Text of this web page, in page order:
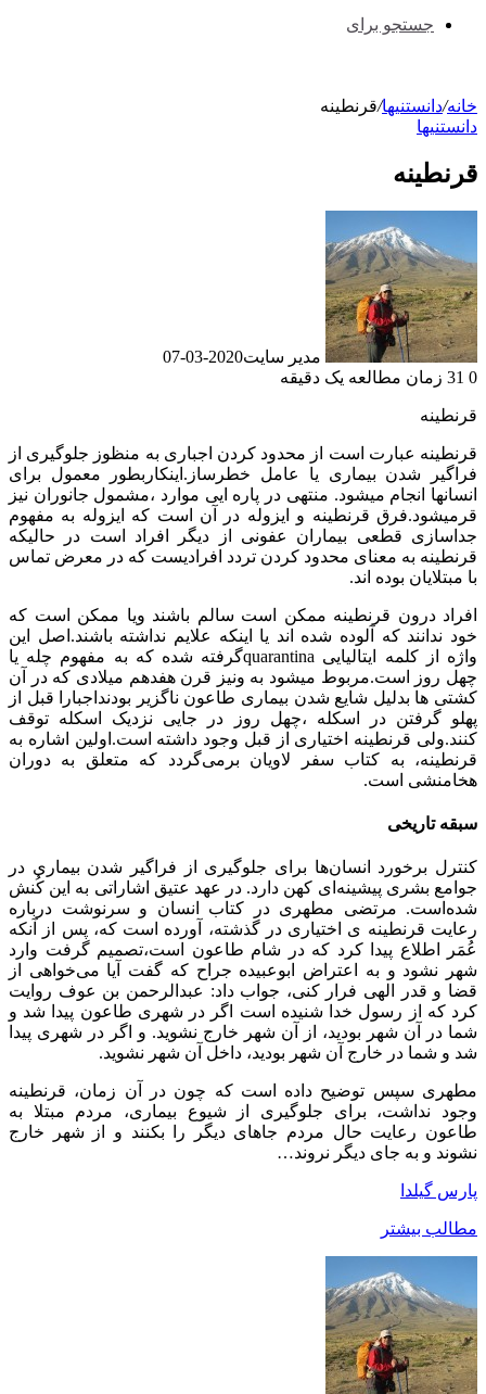
جستجو برای
خانه/دانستنیها/قرنطینه
دانستنیها
قرنطینه
مدیر سایت2020-03-07
0
زمان مطالعه یک دقیقه
قرنطینه
قرنطینه عبارت است از محدود کردن اجباری به منظوز جلوگیری از
فراگیر شدن بیماری یا عامل خطرساز.اینکاربطور معمول برای
انسانها انجام میشود. منتهی در پاره ایی موارد ،مشمول جانوران نیز
قرمیشود.فرق قرنطینه و ایزوله در آن است که ایزوله به مفهوم
جداسازی قطعی بیماران عفونی از دیگر افراد است در حالیکه
قرنطینه به معنای محدود کردن تردد افرادیست که در معرض تماس
با مبتلایان بوده اند.
افراد درون قرنطینه ممکن است سالم باشند ویا ممکن است که
خود ندانند که آلوده شده اند یا اینکه علایم نداشته باشند.اصل این
واژه از کلمه ایتالیایی quarantinaگرفته شده که به مفهوم چله یا
چهل روز است.مربوط میشود به ونیز قرن هفدهم میلادی که در آن
کشتی ها بدلیل شایع شدن بیماری طاعون ناگزیر بودنداجبارا قبل از
پهلو گرفتن در اسکله ،چهل روز در جایی نزدیک اسکله توقف
کنند.ولی قرنطینه اختیاری از قبل وجود داشته است.اولین اشاره به
قرنطینه، به کتاب سفر لاویان برمی‌گردد که متعلق به دوران
هخامنشی است.
سبقه تاریخی
کنترل برخورد انسان‌ها برای جلوگیری از فراگیر شدن بیماری در
جوامع بشری پیشینه‌ای کهن دارد. در عهد عتیق اشاراتی به این کُنش
شده‌است. مرتضی مطهری در کتاب انسان و سرنوشت درباره
رعایت قرنطینه ی اختیاری در گذشته، آورده است که، پس از آنکه
عُمَر اطلاع پیدا کرد که در شام طاعون است،تصمیم گرفت وارد
شهر نشود و به اعتراض‌ ابوعبیده جراح که گفت آیا می‌خواهی از
قضا و قدر الهی فرار کنی، جواب‌ داد: عبدالرحمن بن عوف روایت
کرد که از رسول خدا شنیده است‌ اگر در شهری طاعون پیدا شد و
شما در آن شهر بودید، از آن شهر خارج‌ نشوید. و اگر در شهری پیدا
شد و شما در خارج آن شهر بودید، داخل آن‌ شهر نشوید.
مطهری سپس توضیح داده است که چون در آن زمان، قرنطینه
وجود نداشت، برای جلوگیری از شیوع بیماری، مردم مبتلا به
طاعون رعایت حال مردم جاهای‌ دیگر را بکنند و از شهر خارج
نشوند و به جای دیگر نروند…
پارس گیلدا
مطالب بیشتر